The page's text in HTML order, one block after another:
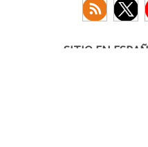
SITIO EN